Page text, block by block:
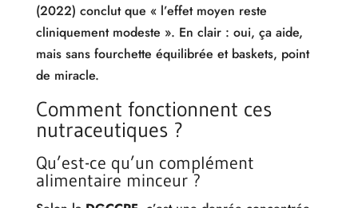
(2022) conclut que « l’effet moyen reste
cliniquement modeste ». En clair : oui, ça aide,
mais sans fourchette équilibrée et baskets, point
de miracle.
Comment fonctionnent ces
nutraceutiques ?
Qu’est-ce qu’un complément
alimentaire minceur ?